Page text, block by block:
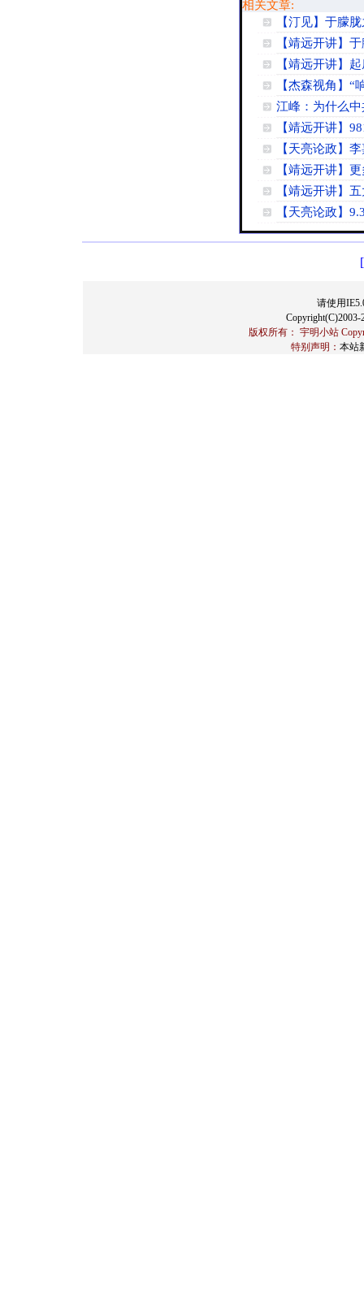
相关文章:
【汀见】于朦
【靖远开讲】
【靖远开讲】
【杰森视角】
江峰：为什么
【靖远开讲】
【天亮论政】
【靖远开讲】
【靖远开讲】
【天亮论政】
请使用
版权所有： 宇明小站
特别声明： 本站